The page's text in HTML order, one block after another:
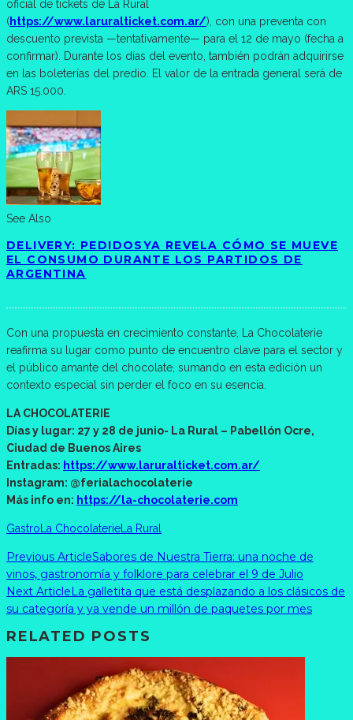
oficial de tickets de La Rural
(https://www.laruralticket.com.ar/), con una preventa con
descuento prevista —tentativamente— para el 12 de mayo (fecha a
confirmar). Durante los días del evento, también podrán adquirirse
en las boleterías del predio. El valor de la entrada general será de
ARS 15.000.
See Also
DELIVERY: PEDIDOSYA REVELA CÓMO SE MUEVE
EL CONSUMO DURANTE LOS PARTIDOS DE
ARGENTINA
Con una propuesta en crecimiento constante, La Chocolaterie
reafirma su lugar como punto de encuentro clave para el sector y
el público amante del chocolate, sumando en esta edición un
contexto especial sin perder el foco en su esencia.
LA CHOCOLATERIE
Días y lugar: 27 y 28 de junio- La Rural – Pabellón Ocre,
Ciudad de Buenos Aires
Entradas: https://www.laruralticket.com.ar/
Instagram: @ferialachocolaterie
Más info en: https://la-chocolaterie.com
GastroLa ChocolaterieLa Rural
Previous ArticleSabores de Nuestra Tierra: una noche de
vinos, gastronomía y folklore para celebrar el 9 de Julio
Next ArticleLa galletita que está desplazando a los clásicos de
su categoría y ya vende un millón de paquetes por mes
RELATED POSTS